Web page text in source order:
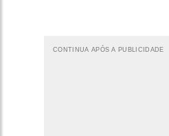
CONTINUA APÓS A PUBLICIDADE